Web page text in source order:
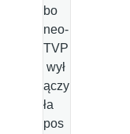
bo
neo-
TVP
wył
ączy
ła
pos